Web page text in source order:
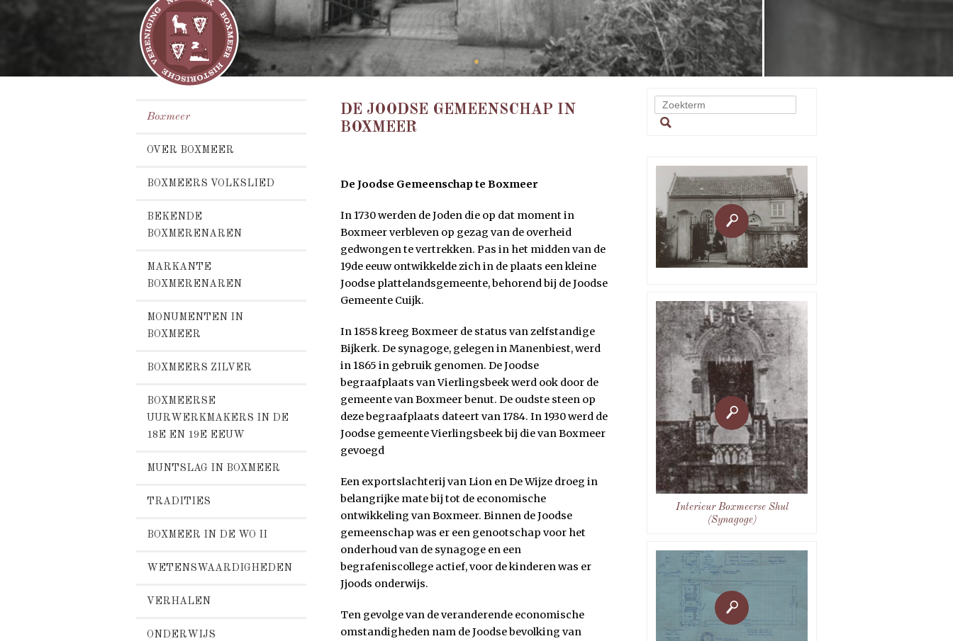
•
Boxmeer
OVER BOXMEER
BOXMEERS VOLKSLIED
BEKENDE
BOXMERENAREN
MARKANTE
BOXMERENAREN
MONUMENTEN IN
BOXMEER
BOXMEERS ZILVER
BOXMEERSE
UURWERKMAKERS IN DE
18E EN 19E EEUW
MUNTSLAG IN BOXMEER
TRADITIES
BOXMEER IN DE WO II
WETENSWAARDIGHEDEN
VERHALEN
ONDERWIJS
DE JOODSE GEMEENSCHAP IN
BOXMEER
De Joodse Gemeenschap te Boxmeer
In 1730 werden de Joden die op dat moment in
Boxmeer verbleven op gezag van de overheid
gedwongen te vertrekken. Pas in het midden van de
19de eeuw ontwikkelde zich in de plaats een kleine
Joodse plattelandsgemeente, behorend bij de Joodse
Gemeente Cuijk.
In 1858 kreeg Boxmeer de status van zelfstandige
Bijkerk. De synagoge, gelegen in Manenbiest, werd
in 1865 in gebruik genomen. De Joodse
begraafplaats van Vierlingsbeek werd ook door de
gemeente van Boxmeer benut. De oudste steen op
deze begraafplaats dateert van 1784. In 1930 werd de
Joodse gemeente Vierlingsbeek bij die van Boxmeer
gevoegd
Een exportslachterij van Lion en De Wijze droeg in
belangrijke mate bij tot de economische
ontwikkeling van Boxmeer. Binnen de Joodse
gemeenschap was er een genootschap voor het
onderhoud van de synagoge en een
begrafeniscollege actief, voor de kinderen was er
Jjoods onderwijs.
Ten gevolge van de veranderende economische
omstandigheden nam de Joodse bevolking van
Interieur Boxmeerse Shul
(Synagoge)